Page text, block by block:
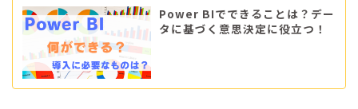
Power BIでできることは？デー
タに基づく意思決定に役立つ！